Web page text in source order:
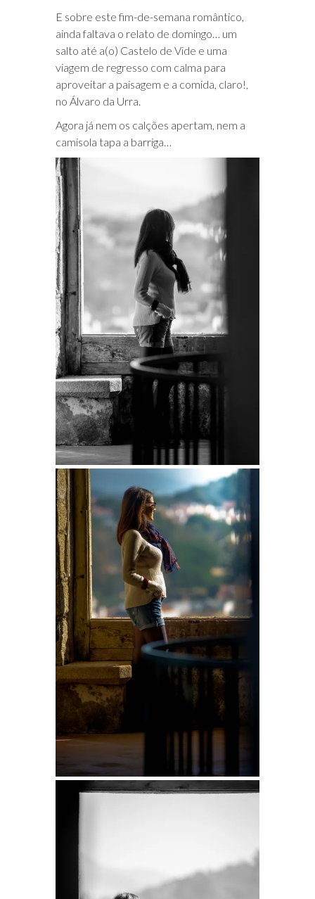
E sobre este fim-de-semana romântico,
ainda faltava o relato de domingo… um
salto até a(o) Castelo de Vide e uma
viagem de regresso com calma para
aproveitar a paisagem e a comida, claro!,
no Álvaro da Urra.
Agora já nem os calções apertam, nem a
camisola tapa a barriga…